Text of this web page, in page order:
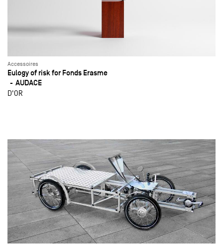
Accessoires
Eulogy of risk for Fonds Erasme
AUDACE
D'OR